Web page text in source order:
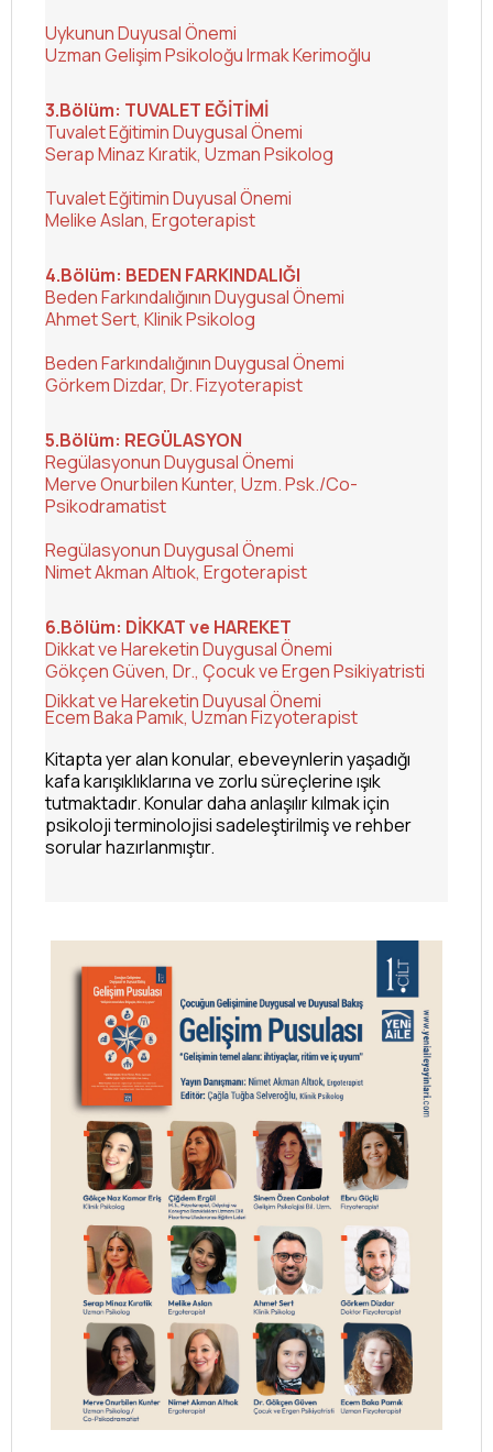
Uykunun Duyusal Önemi
Uzman Gelişim Psikoloğu Irmak Kerimoğlu
3.Bölüm: TUVALET EĞİTİMİ
Tuvalet Eğitimin Duygusal Önemi
Serap Minaz Kıratik, Uzman Psikolog
Tuvalet Eğitimin Duyusal Önemi
Melike Aslan, Ergoterapist
4.Bölüm: BEDEN FARKINDALIĞI
Beden Farkındalığının Duygusal Önemi
Ahmet Sert, Klinik Psikolog
Beden Farkındalığının Duygusal Önemi
Görkem Dizdar, Dr. Fizyoterapist
5.Bölüm: REGÜLASYON
Regülasyonun Duygusal Önemi
Merve Onurbilen Kunter, Uzm. Psk./Co-
Psikodramatist
Regülasyonun Duygusal Önemi
Nimet Akman Altıok, Ergoterapist
6.Bölüm: DİKKAT ve HAREKET
Dikkat ve Hareketin Duygusal Önemi
Gökçen Güven, Dr., Çocuk ve Ergen Psikiyatristi
Dikkat ve Hareketin Duyusal Önemi
Ecem Baka Pamık, Uzman Fizyoterapist
Kitapta yer alan konular, ebeveynlerin yaşadığı
kafa karışıklıklarına ve zorlu süreçlerine ışık
tutmaktadır. Konular daha anlaşılır kılmak için
psikoloji terminolojisi sadeleştirilmiş ve rehber
sorular hazırlanmıştır.